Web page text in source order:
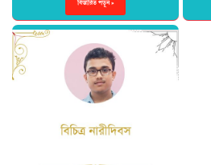
বিস্তারিত পড়ুন »